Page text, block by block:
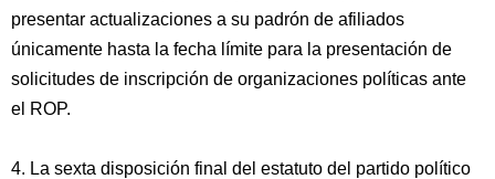
presentar actualizaciones a su padrón de afiliados
únicamente hasta la fecha límite para la presentación de
solicitudes de inscripción de organizaciones políticas ante
el ROP.
4. La sexta disposición final del estatuto del partido político